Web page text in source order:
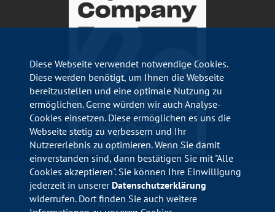
Impressum
Datenschutzhinweise
Diese Webseite verwendet notwendige Cookies.
Diese werden benötigt, um Ihnen die Webseite
bereitzustellen und eine optimale Nutzung zu
ermöglichen. Gerne würden wir auch Analyse-
Cookies einsetzen. Diese ermöglichen es uns die
Webseite stetig zu verbessern und Ihr
Nutzererlebnis zu optimieren. Wenn Sie damit
einverstanden sind, dann bestätigen Sie mit "Alle
Cookies akzeptieren". Sie können Ihre Einwilligung
jederzeit in unserer Datenschutzerklärung
widerrufen. Dort finden Sie auch weitere